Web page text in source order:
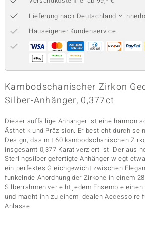
Collection
Classics
Lieferung nach Deutschland
Hauseigener Kundenservice
Kambodschanischer Zirkon
Silber-Anhänger, 0,377ct
Dieser auffällige Anhänger ist eine
Ästhetik und Präzision. Er besticht durch
Design, das mit 60 kambodschanischen
insgesamt 0,377 Karat verziert ist. Der aus
Sterlingsilber gefertigte Anhänger wiegt
ein perfektes Gleichgewicht zwischen
funkelnde Anordnung der Zirkone in einem
Silberrahmen verleiht jedem Ensemble
und macht ihn zu einem idealen Accessoire
Anlässe.